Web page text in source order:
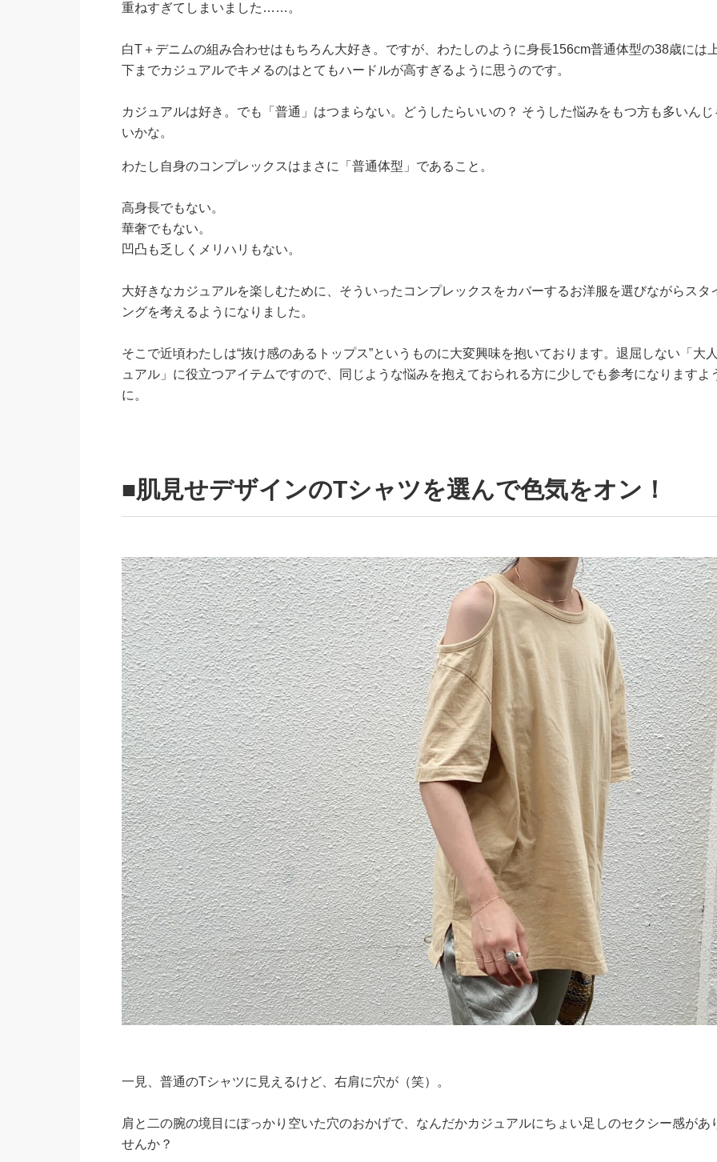
重ねすぎてしまいました……。
白T＋デニムの組み合わせはもちろん大好き。ですが、わたしのように身長156cm普通体型の38歳には
下までカジュアルでキメるのはとてもハードルが高すぎるように思うのです。
カジュアルは好き。でも「普通」はつまらない。どうしたらいいの？ そうした悩みをもつ方も多いんじ
いかな。
わたし自身のコンプレックスはまさに「普通体型」であること。
高身長でもない。
華奢でもない。
凹凸も乏しくメリハリもない。
大好きなカジュアルを楽しむために、そういったコンプレックスをカバーするお洋服を選びながらスタ
ングを考えるようになりました。
そこで近頃わたしは“抜け感のあるトップス”というものに大変興味を抱いております。退屈しない「大
ュアル」に役立つアイテムですので、同じような悩みを抱えておられる方に少しでも参考になりますよ
に。
■肌見せデザインのTシャツを選んで色気をオン！
一見、普通のTシャツに見えるけど、右肩に穴が（笑）。
肩と二の腕の境目にぽっかり空いた穴のおかげで、なんだかカジュアルにちょい足しのセクシー感があ
せんか？